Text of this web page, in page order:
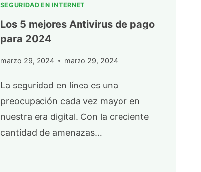
SEGURIDAD EN INTERNET
Los 5 mejores Antivirus de pago
para 2024
marzo 29, 2024 marzo 29, 2024
La seguridad en línea es una
preocupación cada vez mayor en
nuestra era digital. Con la creciente
cantidad de amenazas…